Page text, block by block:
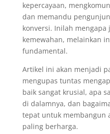
kepercayaan,
dan memandu
konversi. Inilah mengapa
kemewahan, melainkan
fundamental.
Artikel ini akan menjadi
mengupas tuntas
baik sangat krusial, apa
di dalamnya, dan
tepat untuk membangun
paling berharga.